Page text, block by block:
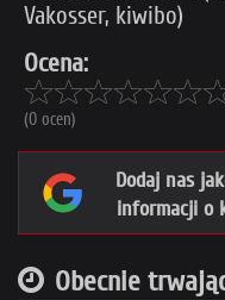
Vakosser, kiwibo)
Ocena:
(0 ocen)
Dodaj nas
informacji o
Obecnie